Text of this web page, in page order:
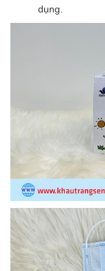
dụng.